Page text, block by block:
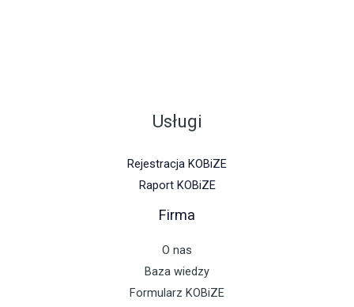
Usługi
Rejestracja KOBiZE
Raport KOBiZE
Firma
O nas
Baza wiedzy
Formularz KOBiZE